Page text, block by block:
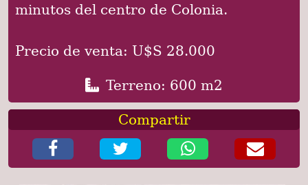
minutos del centro de Colonia.
Precio de venta: U$S 28.000
Terreno: 600 m2
Compartir